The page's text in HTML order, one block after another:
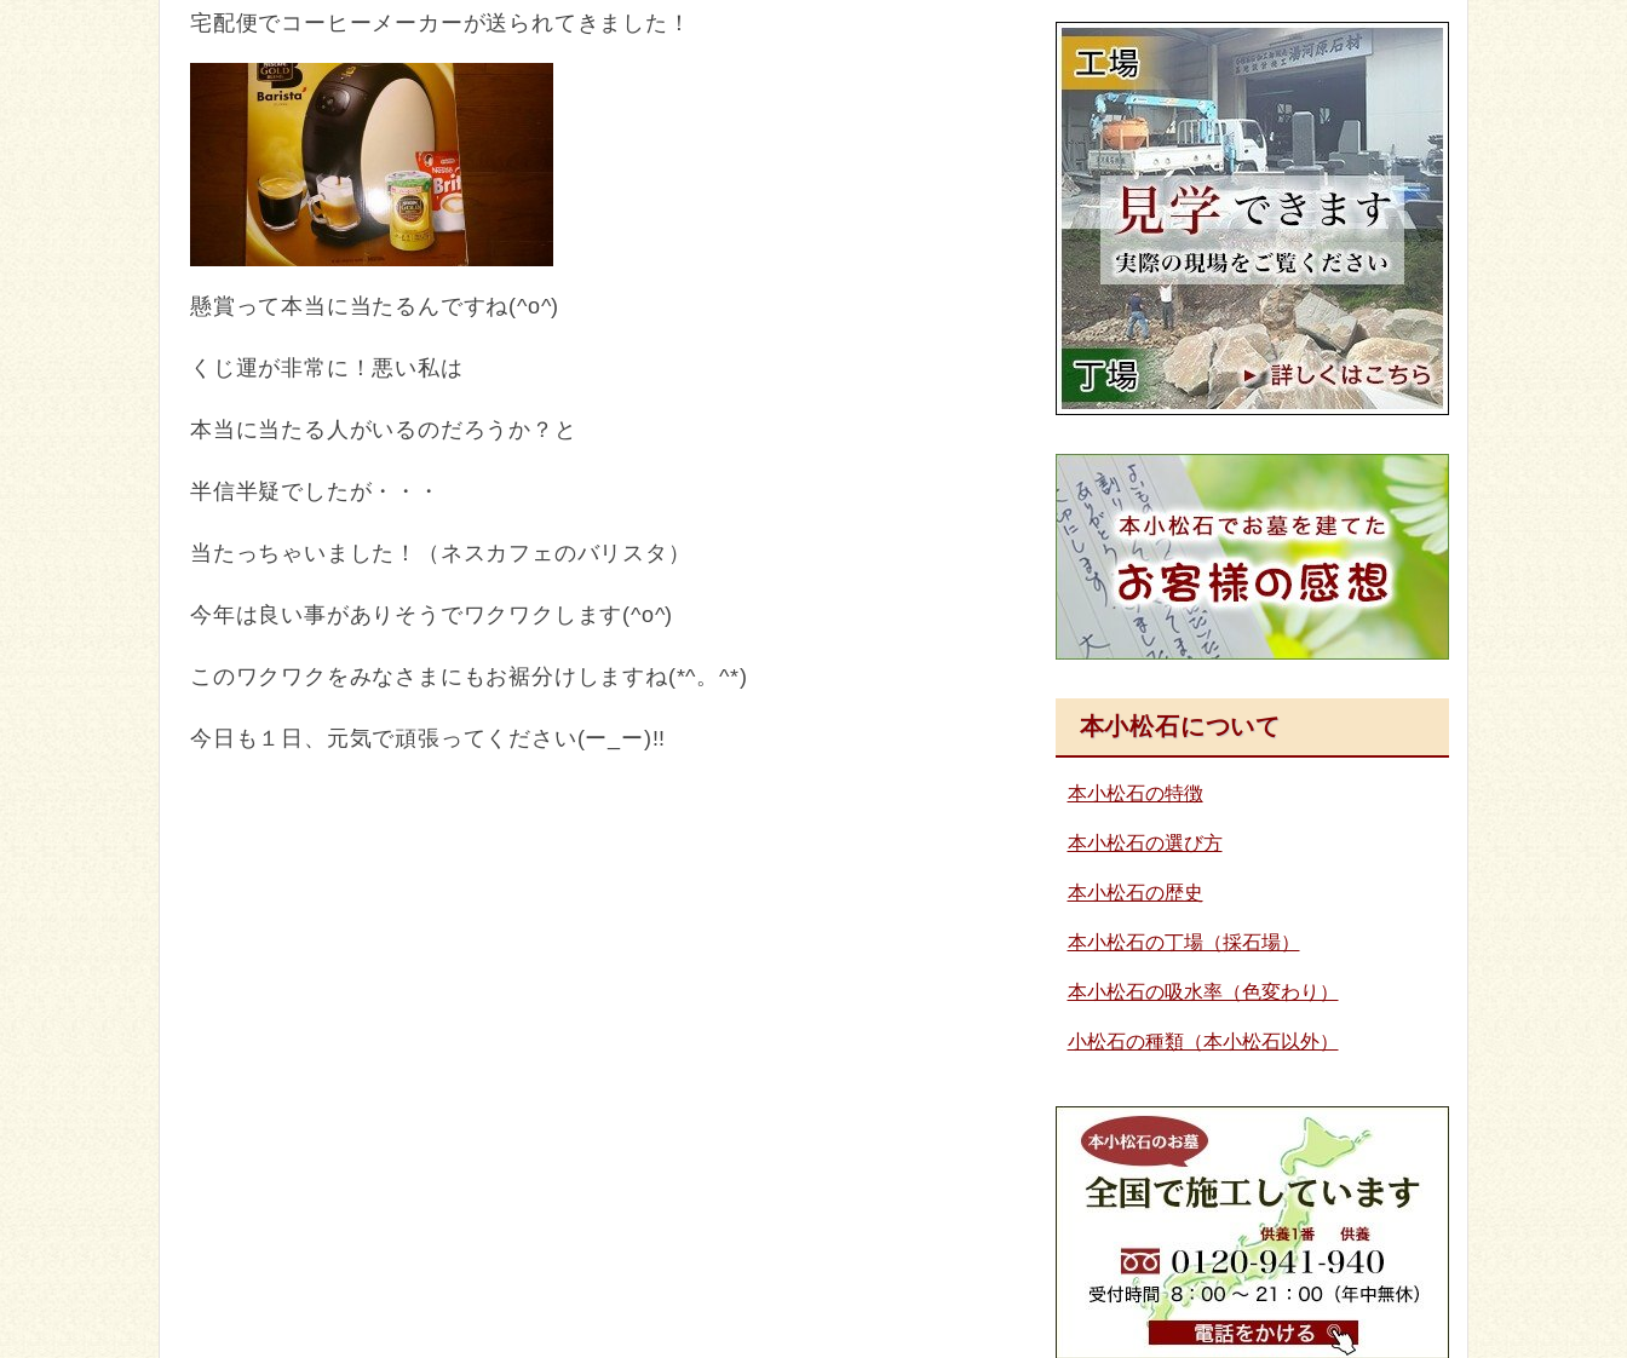
宅配便でコーヒーメーカーが送られてきました！
懸賞って本当に当たるんですね(^o^)
くじ運が非常に！悪い私は
本当に当たる人がいるのだろうか？と
半信半疑でしたが・・・
当たっちゃいました！（ネスカフェのバリスタ）
今年は良い事がありそうでワクワクします(^o^)
このワクワクをみなさまにもお裾分けしますね(*^。^*)
今日も１日、元気で頑張ってください(ー_ー)!! 本小松石について
本小松石の特徴
本小松石の選び方
本小松石の歴史
本小松石の丁場（採石場）
本小松石の吸水率（色変わり）
小松石の種類（本小松石以外）